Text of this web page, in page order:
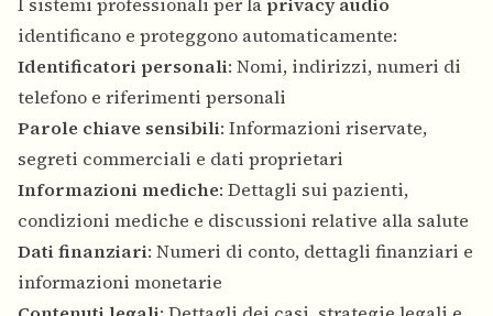
identificano e proteggono automaticamente:
Identificatori personali: Nomi, indirizzi, numeri di
telefono e riferimenti personali
Parole chiave sensibili: Informazioni riservate,
segreti commerciali e dati proprietari
Informazioni mediche: Dettagli sui pazienti,
condizioni mediche e discussioni relative alla salute
Dati finanziari: Numeri di conto, dettagli finanziari e
informazioni monetarie